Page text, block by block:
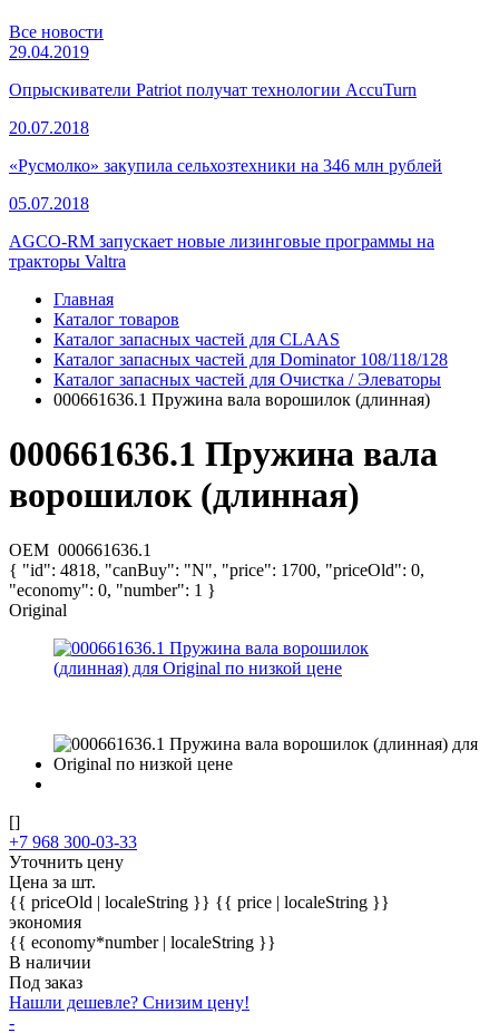
Все новости
29.04.2019
Опрыскиватели Patriot получат технологии AccuTurn
20.07.2018
«Русмолко» закупила сельхозтехники на 346 млн рублей
05.07.2018
AGCO-RM запускает новые лизинговые программы на
тракторы Valtra
Главная
Каталог товаров
Каталог запасных частей для CLAAS
Каталог запасных частей для Dominator 108/118/128
Каталог запасных частей для Очистка / Элеваторы
000661636.1 Пружина вала ворошилок (длинная)
000661636.1 Пружина вала
ворошилок (длинная)
OEM 000661636.1
{ "id": 4818, "canBuy": "N", "price": 1700, "priceOld": 0,
"economy": 0, "number": 1 }
Original
[]
+7 968 300-03-33
Уточнить цену
Цена за шт.
{{ priceOld | localeString }} {{ price | localeString }}
экономия
{{ economy*number | localeString }}
В наличии
Под заказ
Нашли дешевле? Снизим цену!
-